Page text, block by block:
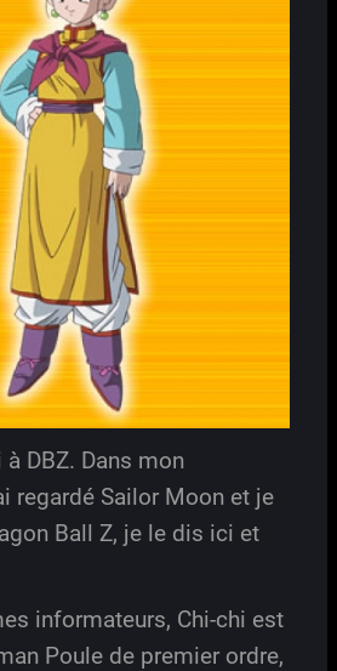
à DBZ. Dans mon
regardé Sailor Moon et je
Ball Z, je le dis ici et
informateurs, Chi-chi est
Poule de premier ordre,